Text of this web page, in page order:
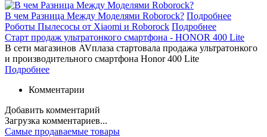
В чем Разница Между Моделями Roborock? Подробнее
Роботы Пылесосы от Xiaomi и Roborock Подробнее
Старт продаж ультратонкого смартфона - HONOR 400 Lite
В сети магазинов AVплаза стартовала продажа ультратонкого
и производительного смартфона Honor 400 Lite
Подробнее
Комментарии
Добавить комментарий
Загрузка комментариев...
Самые продаваемые товары